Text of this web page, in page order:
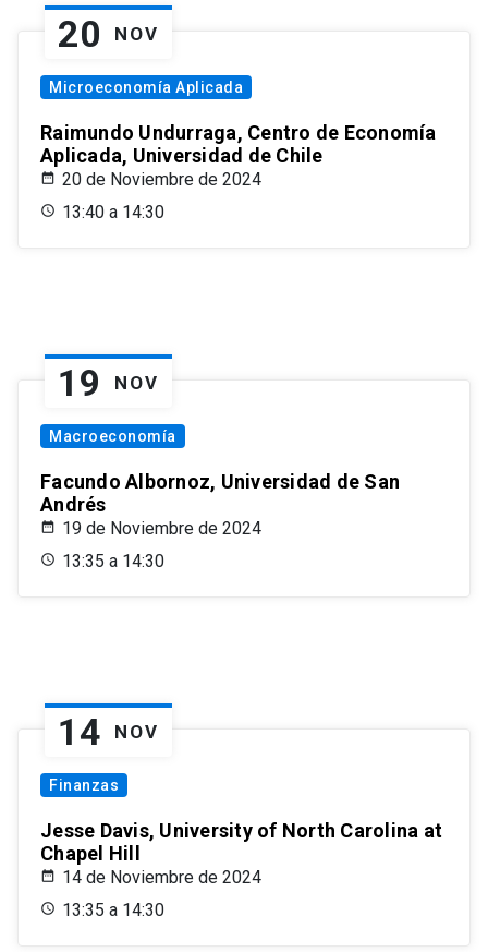
20 NOV
Microeconomía Aplicada
Raimundo Undurraga, Centro de Economía
Aplicada, Universidad de Chile
20 de Noviembre de 2024
13:40 a 14:30
19 NOV
Macroeconomía
Facundo Albornoz, Universidad de San
Andrés
19 de Noviembre de 2024
13:35 a 14:30
14 NOV
Finanzas
Jesse Davis, University of North Carolina at
Chapel Hill
14 de Noviembre de 2024
13:35 a 14:30